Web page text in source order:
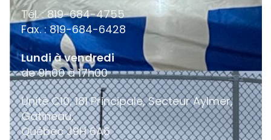
Tél. : 819-684-4755
Fax. : 819-684-6428
Lundi à vendredi
de 9h00 à 17h00
Unité C10, 181 Principale, Secteur Aylmer,
Gatineau,
QuébecJ9H 6A6